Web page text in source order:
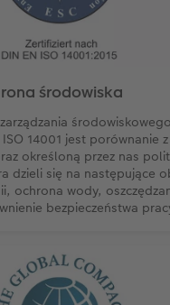
środowiska
środowiskowego
14001 jest porównanie z
określoną przez nas
dzieli się na następujące
ochrona wody,
bezpieczeństwa